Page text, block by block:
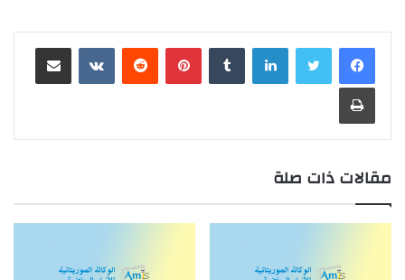
لينكدإن بينتيريست مشاركة عبر البريد
طباعة
مقالات ذات صلة